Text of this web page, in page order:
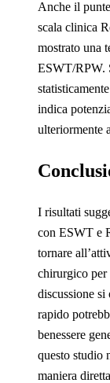
Anche il
scala clinica
mostrato una
ESWT/RPW.
indica
ulteriormente
I risultati
con ESWT e
tornare
chirurgico per
discussione si
rapido
benessere
questo studio
maniera